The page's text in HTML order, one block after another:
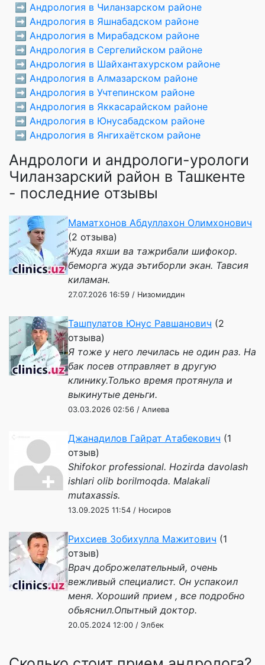
➡️ Андрология в Чиланзарском районе
➡️ Андрология в Яшнабадском районе
➡️ Андрология в Мирабадском районе
➡️ Андрология в Сергелийском районе
➡️ Андрология в Шайхантахурском районе
➡️ Андрология в Алмазарском районе
➡️ Андрология в Учтепинском районе
➡️ Андрология в Яккасарайском районе
➡️ Андрология в Юнусабадском районе
➡️ Андрология в Янгихаётском районе
Андрологи и андрологи-урологи
Чиланзарский район в Ташкенте
- последние отзывы
Маматхонов Абдуллахон Олимхонович
(2 отзыва)
Жуда яхши ва тажрибали шифокор.
беморга жуда эътиборли экан. Тавсия
киламан.
27.07.2026 16:59 / Низомиддин
Ташпулатов Юнус Равшанович (2
отзыва)
Я тоже у него лечилась не один раз. На
бак посев отправляет в другую
клинику.Только время протянула и
выкинутые деньги.
03.03.2026 02:56 / Алиева
Джанадилов Гайрат Атабекович (1
отзыв)
Shifokor professional. Hozirda davolash
ishlari olib borilmoqda. Malakali
mutaxassis.
13.09.2025 11:54 / Носиров
Рихсиев Зобихулла Мажитович (1
отзыв)
Врач доброжелательный, очень
вежливый специалист. Он успакоил
меня. Хороший прием , все подробно
обьяснил.Опытный доктор.
20.05.2024 12:00 / Элбек